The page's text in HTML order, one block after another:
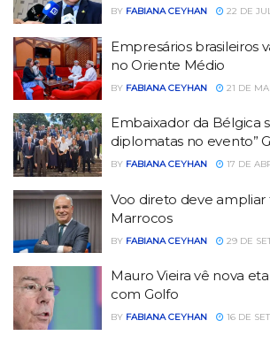
BY FABIANA CEYHAN 22 DE
Empresários brasileiros
no Oriente Médio
BY FABIANA CEYHAN 21 DE
Embaixador da Bélgica
diplomatas no evento”
BY FABIANA CEYHAN 17 DE
Voo direto deve ampliar
Marrocos
BY FABIANA CEYHAN 29 DE
Mauro Vieira vê nova
com Golfo
BY FABIANA CEYHAN 16 DE